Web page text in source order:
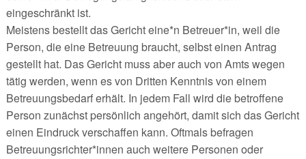
eingeschränkt ist.
Meistens bestellt das Gericht eine*n Betreuer*in, weil die
Person, die eine Betreuung braucht, selbst einen Antrag
gestellt hat. Das Gericht muss aber auch von Amts wegen
tätig werden, wenn es von Dritten Kenntnis von einem
Betreuungsbedarf erhält. In jedem Fall wird die betroffene
Person zunächst persönlich angehört, damit sich das Gericht
einen Eindruck verschaffen kann. Oftmals befragen
Betreuungsrichter*innen auch weitere Personen oder